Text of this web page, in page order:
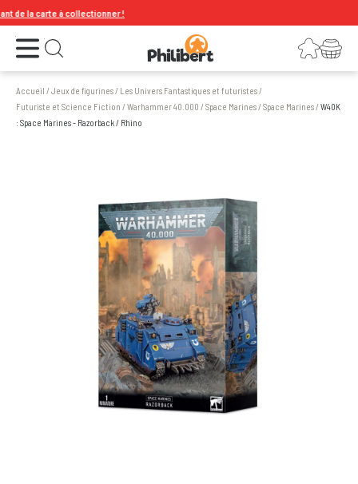
la carte à collectionner !
Ouvrir le menu Ouvrir la recherche Connexion
Votre panier
Accueil /Jeux de figurines/ Les Univers Fantastiques et futuristes/
Futuriste et Science Fiction /Warhammer 40.000 /Space Marines/Space Marines/W40K
: Space Marines - Razorback / Rhino